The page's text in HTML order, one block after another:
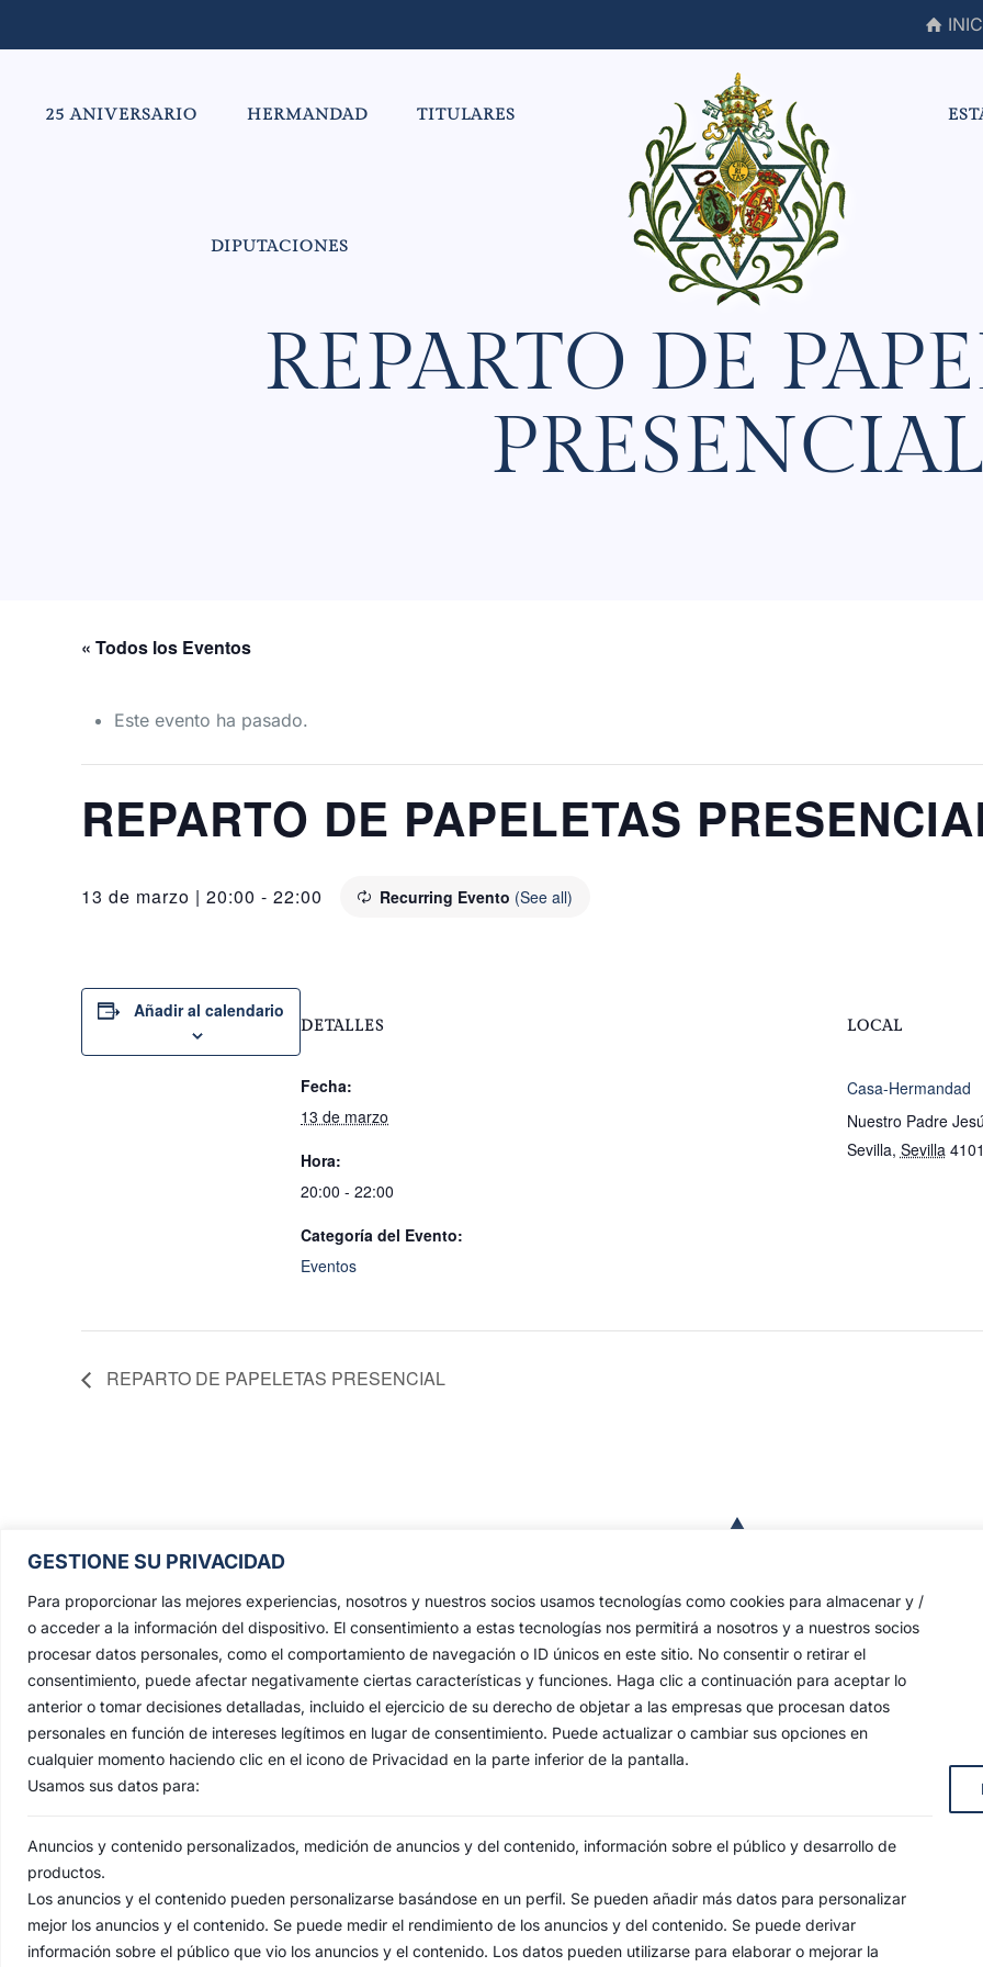
GESTIONE SU PRIVACIDAD
Para proporcionar las mejores experiencias, nosotros y nuestros socios usamos tecnologías como cookies para almacenar y /
o acceder a la información del dispositivo. El consentimiento a estas tecnologías nos permitirá a nosotros y a nuestros socios
procesar datos personales, como el comportamiento de navegación o ID únicos en este sitio. No consentir o retirar el
consentimiento, puede afectar negativamente ciertas características y funciones. Haga clic a continuación para aceptar lo
anterior o tomar decisiones detalladas, incluido el ejercicio de su derecho de objetar a las empresas que procesan datos
personales en función de intereses legítimos en lugar de consentimiento. Puede actualizar o cambiar sus opciones en
cualquier momento haciendo clic en el icono de Privacidad en la parte inferior de la pantalla.
Usamos sus datos para:
Anuncios y contenido personalizados, medición de anuncios y del contenido, información sobre el público y desarrollo de
productos.
Los anuncios y el contenido pueden personalizarse basándose en un perfil. Se pueden añadir más datos para personalizar
mejor los anuncios y el contenido. Se puede medir el rendimiento de los anuncios y del contenido. Se puede derivar
información sobre el público que vio los anuncios y el contenido. Los datos pueden utilizarse para elaborar o mejorar la
25 ANIVERSARIO HERMANDAD TITULARES
DIPUTACIONES
REPARTO DE
« Todos los Eventos
Este evento ha pasado.
REPARTO DE PAPELETAS
13 de marzo | 20:00 -22:00 Recurring Evento (See all)
Añadir al calendario
DETALLES
Fecha:
13 de marzo
Hora:
20:00 - 22:00
Categoría del Evento:
Eventos
LOCAL
Casa-Hermandad
Nuestro Padre
Sevilla, Sevilla
REPARTO DE PAPELETAS PRESENCIAL
Hermandad Sacramental y Cofradía de
Nazarenos de Nuestro Padre Jesús de las
Penas y María Santísima de la Estrella,
Triunfo del Santo Lignum Crucis, San
Francisco de Paula y Santas Justa y
Rufina.
Capilla: C. San Jacinto, 41
Casa Hermandad: C/ Jesús de las Penas, 4
AVISO LEGAL POLÍTICA DE PRIVACIDAD POLÍTICA DE